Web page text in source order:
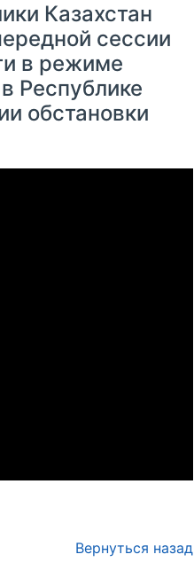
Казахстан
сессии
в режиме
Республике
обстановки
Вернуться назад